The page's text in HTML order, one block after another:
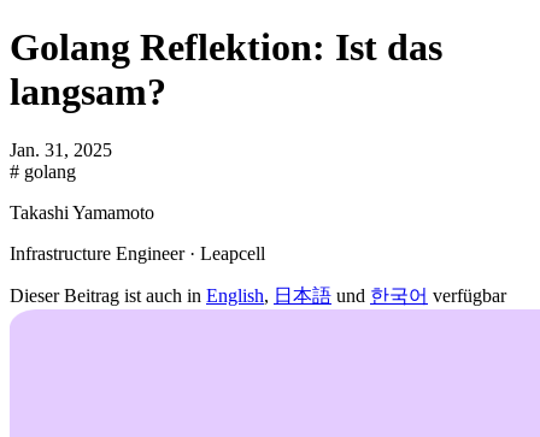
Golang Reflektion: Ist das
langsam?
Jan. 31, 2025
# golang
Takashi Yamamoto
Infrastructure Engineer · Leapcell
Dieser Beitrag ist auch in English, 日本語 und 한국어 verfügbar